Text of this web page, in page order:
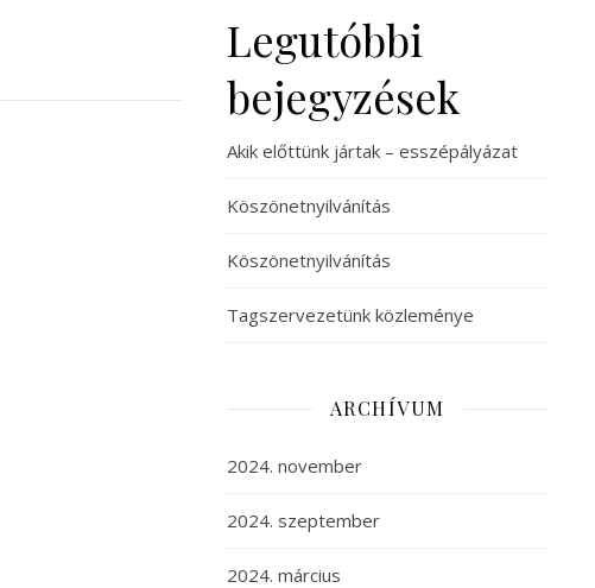
Legutóbbi
bejegyzések
Akik előttünk jártak – esszépályázat
Köszönetnyilvánítás
Köszönetnyilvánítás
Tagszervezetünk közleménye
ARCHÍVUM
2024. november
2024. szeptember
2024. március